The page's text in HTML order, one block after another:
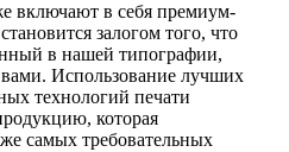
включают в себя премиум-
залогом того, что
в нашей типографии,
Использование лучших
технологий печати
которая
самых требовательных